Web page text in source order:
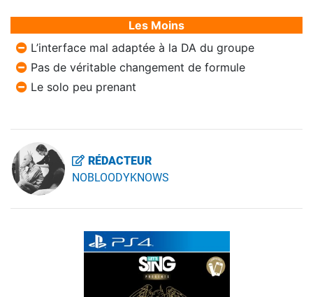
Les Moins
L’interface mal adaptée à la DA du groupe
Pas de véritable changement de formule
Le solo peu prenant
RÉDACTEUR
NOBLOODYKNOWS